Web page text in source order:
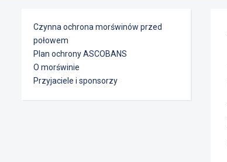
Czynna ochrona morświnów przed
połowem
Plan ochrony ASCOBANS
O morświnie
Przyjaciele i sponsorzy